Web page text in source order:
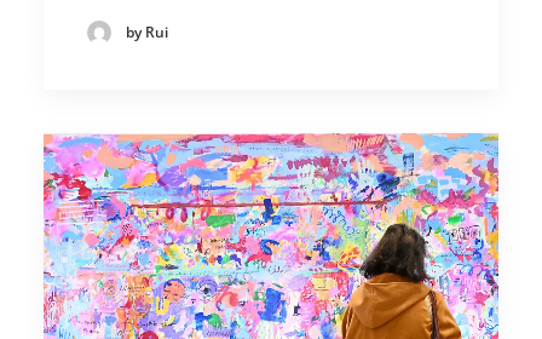
by Rui